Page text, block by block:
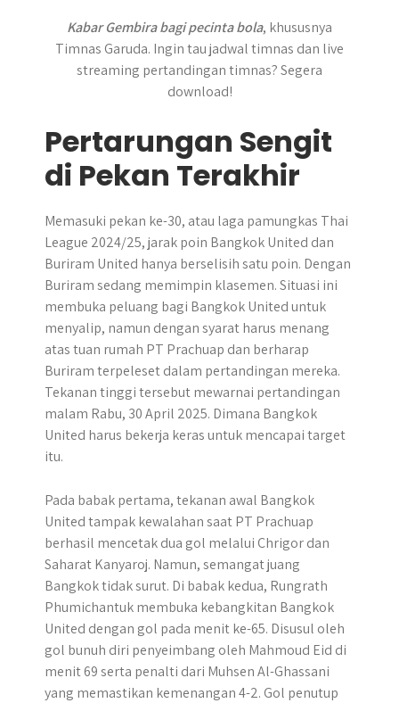
Kabar Gembira bagi pecinta bola, khususnya
Timnas Garuda. Ingin tau jadwal timnas dan live
streaming pertandingan timnas? Segera
download!
Pertarungan Sengit
di Pekan Terakhir
Memasuki pekan ke-30, atau laga pamungkas Thai
League 2024/25, jarak poin Bangkok United dan
Buriram United hanya berselisih satu poin. Dengan
Buriram sedang memimpin klasemen. Situasi ini
membuka peluang bagi Bangkok United untuk
menyalip, namun dengan syarat harus menang
atas tuan rumah PT Prachuap dan berharap
Buriram terpeleset dalam pertandingan mereka.
Tekanan tinggi tersebut mewarnai pertandingan
malam Rabu, 30 April 2025. Dimana Bangkok
United harus bekerja keras untuk mencapai target
itu.
Pada babak pertama, tekanan awal Bangkok
United tampak kewalahan saat PT Prachuap
berhasil mencetak dua gol melalui Chrigor dan
Saharat Kanyaroj. Namun, semangat juang
Bangkok tidak surut. Di babak kedua, Rungrath
Phumichantuk membuka kebangkitan Bangkok
United dengan gol pada menit ke-65. Disusul oleh
gol bunuh diri penyeimbang oleh Mahmoud Eid di
menit 69 serta penalti dari Muhsen Al-Ghassani
yang memastikan kemenangan 4-2. Gol penutup